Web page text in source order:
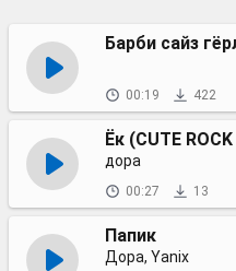
Барби сайз
00:19 422
Ёк (CUTE
дора
00:27 13
Папик
Дора, Yanix